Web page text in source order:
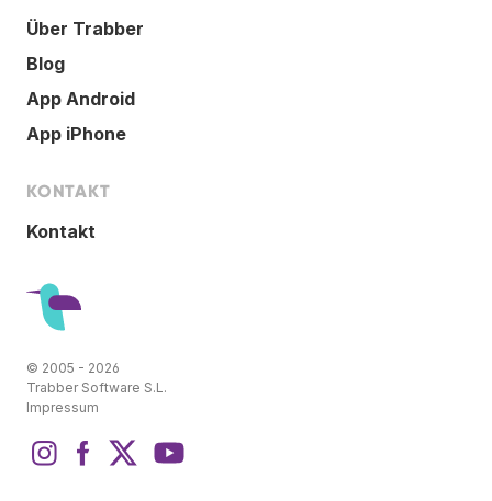
Über Trabber
Blog
App Android
App iPhone
KONTAKT
Kontakt
© 2005 - 2026
Trabber Software S.L.
Impressum